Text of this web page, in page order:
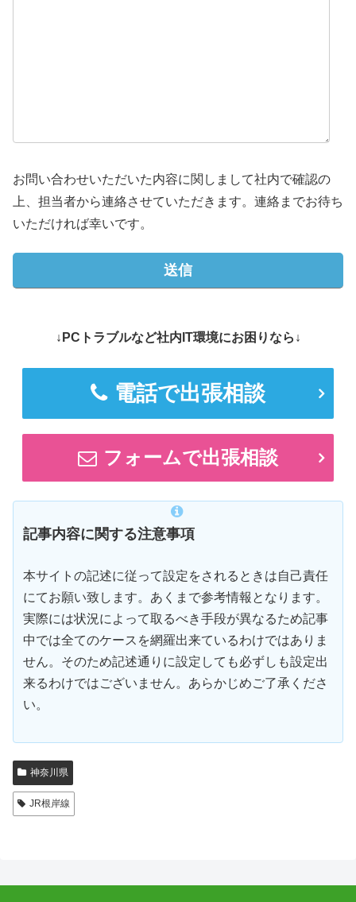
お問い合わせいただいた内容に関しまして社内で確認の
上、担当者から連絡させていただきます。連絡までお待ち
いただければ幸いです。
↓PCトラブルなど社内IT環境にお困りなら↓
電話で出張相談
フォームで出張相談
記事内容に関する注意事項
本サイトの記述に従って設定をされるときは自己責任
にてお願い致します。あくまで参考情報となります。
実際には状況によって取るべき手段が異なるため記事
中では全てのケースを網羅出来ているわけではありま
せん。そのため記述通りに設定しても必ずしも設定出
来るわけではございません。あらかじめご了承くださ
い。
神奈川県
JR根岸線